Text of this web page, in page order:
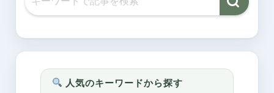
人気のキーワードから探す